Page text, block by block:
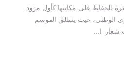
للحفاظ على مكانتها كأول مزود
الوطني، حيث ينطلق الموسم
شعار ا...